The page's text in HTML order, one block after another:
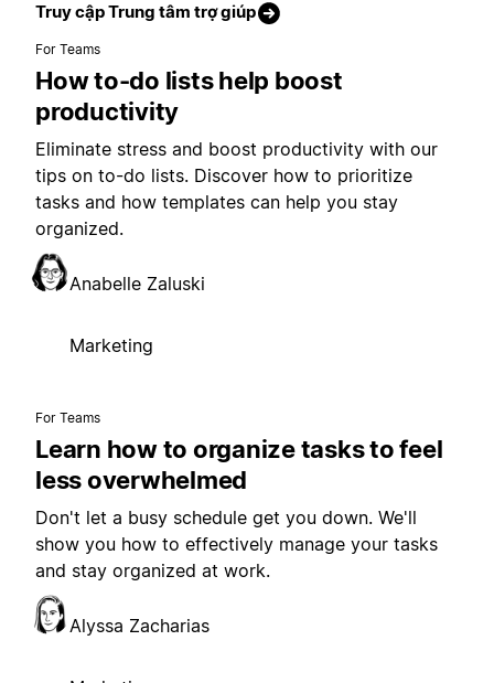
Truy cập Trung tâm trợ giúp
For Teams
How to-do lists help boost
productivity
Eliminate stress and boost productivity with our
tips on to-do lists. Discover how to prioritize
tasks and how templates can help you stay
organized.
Anabelle Zaluski
Marketing
For Teams
Learn how to organize tasks to feel
less overwhelmed
Don't let a busy schedule get you down. We'll
show you how to effectively manage your tasks
and stay organized at work.
Alyssa Zacharias